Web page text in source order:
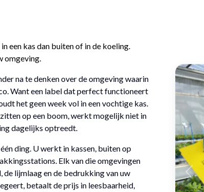
een kas dan buiten of in de koeling.
omgeving.
na te denken over de omgeving waarin
Want een label dat perfect functioneert
het geen week vol in een vochtige kas.
op een boom, werkt mogelijk niet in
dagelijks optreedt.
ding. U werkt in kassen, buiten op
Elk van die omgevingen
de lijmlaag en de bedrukking van uw
betaalt de prijs in leesbaarheid,